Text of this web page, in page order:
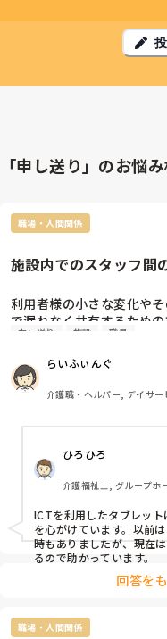
「申し送り」のお悩
職場・人間関係
施設内でのスタッフ間
利用者様の小さな変化や
で漏れなく共有するため
す。
い時間帯などはどうしても
なることがあります。
みなさんの職場では、ど
申し送り 施設 職員
らいふぃんぐ
介護職・ヘルパー, デイサー
ひろひろ
介護福祉士, グループホ
ICTを利用したタブレッ
を心がけています。以前
時もありましたが、現在
るので助かっています。
回答を
職場・人間関係